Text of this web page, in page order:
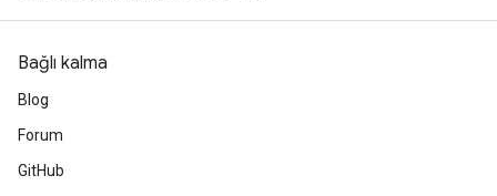
Bağlı kalma
Blog
Forum
GitHub